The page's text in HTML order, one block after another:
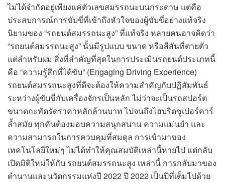
ไม่ได้จำกัดอยู่เพียงแค่ตัวเลขสมรรถนะบนกระดาษ แต่คือ
ประสบการณ์การขับขี่ที่เข้าถึงหัวใจของผู้ขับขี่อย่างแท้จริง
นิยามของ “รถยนต์สมรรถนะสูง” ที่แท้จริง หลายคนอาจคิดว่า
“รถยนต์สมรรถนะสูง” นั้นมีรูปแบบ ขนาด หรือสีสันที่ตายตัว
แต่สำหรับผม สิ่งที่สำคัญที่สุดในการประเมินรถยนต์ประเภทนี้
คือ “ความรู้สึกที่ได้ขับ” (Engaging Driving Experience)
รถยนต์สมรรถนะสูงที่ดีจะต้องให้ความสำคัญกับปฏิสัมพันธ์
ระหว่างผู้ขับขี่กับเครื่องจักรเป็นหลัก ไม่ว่าจะเป็นรถสปอร์ต
ขนาดกะทัดรัดราคาหลักล้านบาท ไปจนถึงไฮบริดซูเปอร์คาร์
ล้ำสมัย ทุกคันต้องมอบความสนุกสนาน ความแม่นยำ และ
ความสามารถในการควบคุมที่สมดุล การเข้ามาของ
เทคโนโลยีใหม่ๆ ไม่ได้ทำให้คุณสมบัติเหล่านี้หายไป แต่กลับ
เปิดมิติใหม่ให้กับ รถยนต์สมรรถนะสูง เหล่านี้ การกลับมาของ
ตำนานและนวัตกรรมแห่งปี 2022 ปี 2022 เป็นปีที่เต็มไปด้วย